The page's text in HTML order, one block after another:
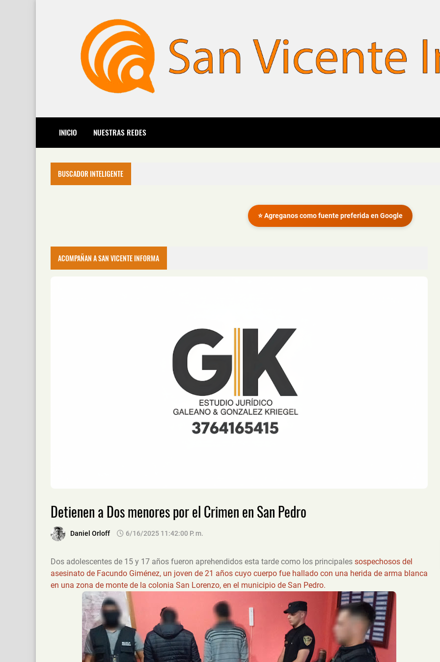
INICIO NUESTRAS REDES
BUSCADOR INTELIGENTE
⭐ Agreganos como fuente preferida en Google
ACOMPAÑAN A SAN VICENTE INFORMA
Detienen a Dos menores por el Crimen en San Pedro
Daniel Orloff 6/16/2025 11:42:00 P. M.
Dos adolescentes de 15 y 17 años fueron aprehendidos esta tarde como los principales sospechosos del
asesinato de Facundo Giménez, un joven de 21 años cuyo cuerpo fue hallado con una herida de arma blanca
en una zona de monte de la colonia San Lorenzo, en el municipio de San Pedro.